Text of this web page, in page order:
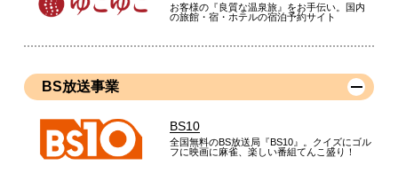
お客様の『良質な温泉旅』をお手伝い。国内
の旅館・宿・ホテルの宿泊予約サイト
BS放送事業
BS10
全国無料のBS放送局『BS10』。クイズにゴル
フに映画に麻雀、楽しい番組てんこ盛り！